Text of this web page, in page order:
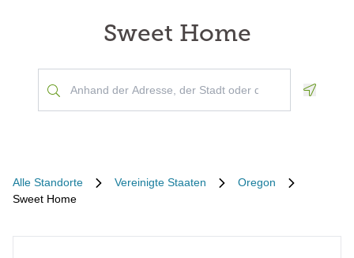
Sweet Home
Alle Standorte Vereinigte Staaten
Oregon
Sweet Home